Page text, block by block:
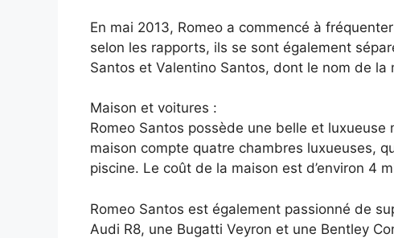
En mai 2013, Romeo a commencé à
selon les rapports, ils se sont également
Santos et Valentino Santos, dont le nom de la
Maison et voitures :
Romeo Santos possède une belle et luxueuse
maison compte quatre chambres luxueuses,
piscine. Le coût de la maison est d’environ 4
Romeo Santos est également passionné de
Audi R8, une Bugatti Veyron et une Bentley